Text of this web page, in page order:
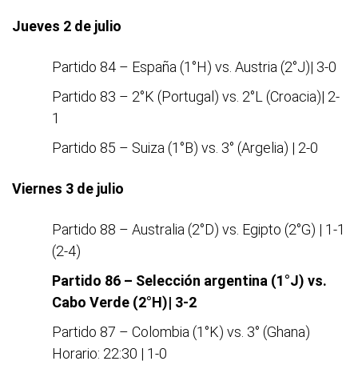
Jueves 2 de julio
Partido 84 – España (1°H) vs. Austria (2°J)| 3-0
Partido 83 – 2°K (Portugal) vs. 2°L (Croacia)| 2-
1
Partido 85 – Suiza (1°B) vs. 3° (Argelia) | 2-0
Viernes 3 de julio
Partido 88 – Australia (2°D) vs. Egipto (2°G) | 1-1
(2-4)
Partido 86 – Selección argentina (1°J) vs.
Cabo Verde (2°H)| 3-2
Partido 87 – Colombia (1°K) vs. 3° (Ghana)
Horario: 22:30 | 1-0